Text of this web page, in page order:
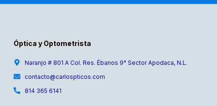
Óptica y Optometrista
Naranjo # 801 A Col. Res. Ébanos 9° Sector Apodaca, N.L.
contacto@carlospticos.com
814 365 6141